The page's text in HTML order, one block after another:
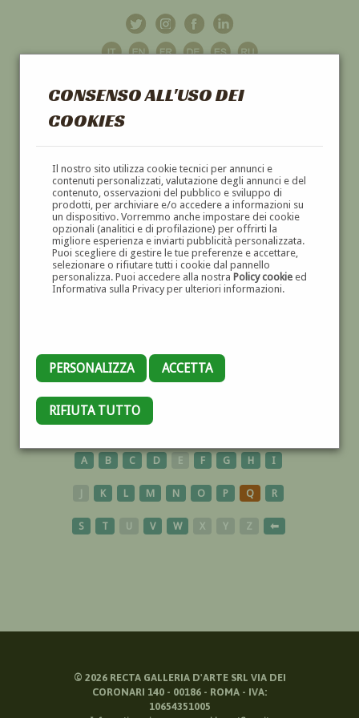
CONSENSO ALL'USO DEI
COOKIES
Il nostro sito utilizza cookie tecnici per annunci e
contenuti personalizzati, valutazione degli annunci e del
contenuto, osservazioni del pubblico e sviluppo di
prodotti, per archiviare e/o accedere a informazioni su
un dispositivo. Vorremmo anche impostare dei cookie
opzionali (analitici e di profilazione) per offrirti la
migliore esperienza e inviarti pubblicità personalizzata.
Puoi scegliere di gestire le tue preferenze e accettare,
selezionare o rifiutare tutti i cookie dal pannello
personalizza. Puoi accedere alla nostra Policy cookieed
Informativa sulla Privacy per ulteriori informazioni.
PERSONALIZZA ACCETTA
RIFIUTA TUTTO
GALLERIAD'ARTE
DIPINTI E SCULTURE '800 E '900
CARTELLONISTI
A B C D E F G H I
J K L M N O P Q R
S T U V W X Y Z ⬅
© 2026RECTA GALLERIA D'ARTE SRL VIA DEI
CORONARI 140 - 00186 - ROMA - IVA:
10654351005